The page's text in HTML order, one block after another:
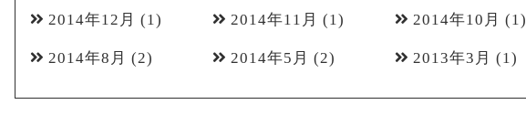
2014年12月 (1) 2014年11月 (1) 2014年10月 (1)
2014年8月 (2) 2014年5月 (2) 2013年3月 (1)